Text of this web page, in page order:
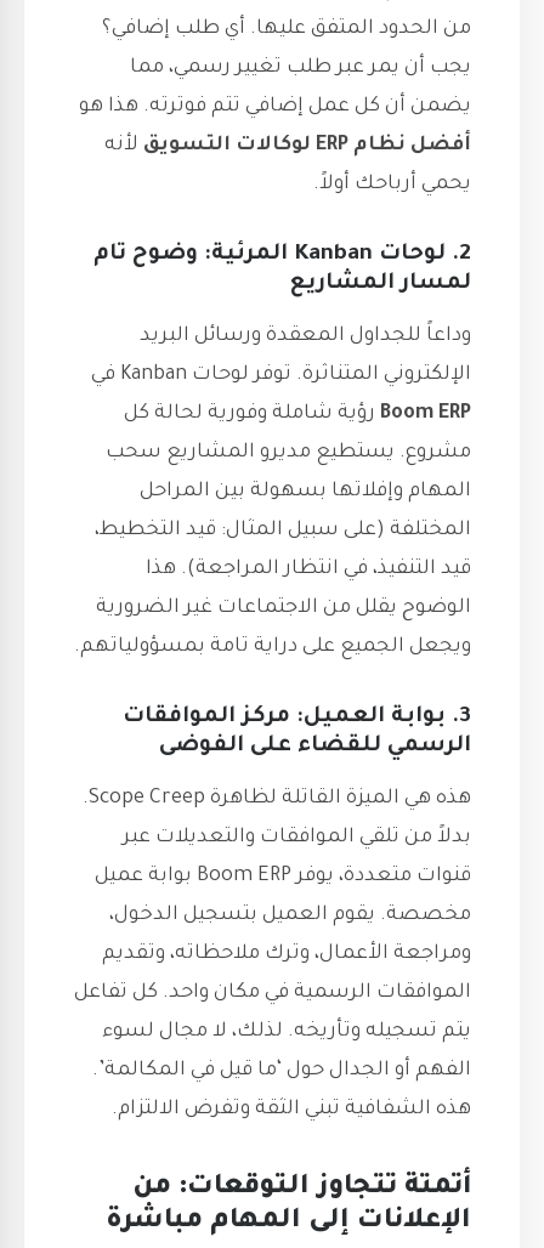
من الحدود المتفق عليها. أي طلب إضافي؟
يجب أن يمر عبر طلب تغيير رسمي، مما
يضمن أن كل عمل إضافي تتم فوترته. هذا هو
أفضل نظام ERP لوكالات التسويق
لأنه
يحمي أرباحك أولاً.
2. لوحات Kanban المرئية: وضوح تام
لمسار المشاريع
وداعاً للجداول المعقدة ورسائل البريد
الإلكتروني المتناثرة. توفر لوحات Kanban في
Boom ERP رؤية شاملة وفورية لحالة كل
مشروع. يستطيع مديرو المشاريع سحب
المهام وإفلاتها بسهولة بين المراحل
المختلفة (على سبيل المثال: قيد التخطيط،
قيد التنفيذ، في انتظار المراجعة). هذا
الوضوح يقلل من الاجتماعات غير الضرورية
ويجعل الجميع على دراية تامة بمسؤولياتهم.
3. بوابة العميل: مركز الموافقات
الرسمي للقضاء على الفوضى
هذه هي الميزة القاتلة لظاهرة Scope Creep.
بدلاً من تلقي الموافقات والتعديلات عبر
قنوات متعددة، يوفر Boom ERP بوابة عميل
مخصصة. يقوم العميل بتسجيل الدخول،
ومراجعة الأعمال، وترك ملاحظاته، وتقديم
الموافقات الرسمية في مكان واحد. كل تفاعل
يتم تسجيله وتأريخه. لذلك، لا مجال لسوء
الفهم أو الجدال حول ‘ما قيل في المكالمة’.
هذه الشفافية تبني الثقة وتفرض الالتزام.
أتمتة تتجاوز التوقعات: من
الإعلانات إلى المهام مباشرة